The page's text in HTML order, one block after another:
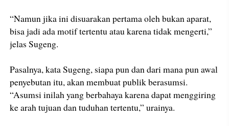
“Namun jika ini disuarakan pertama oleh bukan aparat,
bisa jadi ada motif tertentu atau karena tidak mengerti,”
jelas Sugeng.
Pasalnya, kata Sugeng, siapa pun dan dari mana pun awal
penyebutan itu, akan membuat publik berasumsi.
“Asumsi inilah yang berbahaya karena dapat menggiring
ke arah tujuan dan tuduhan tertentu,” urainya.